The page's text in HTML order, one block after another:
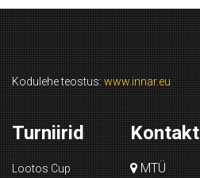
Kodulehe teostus: www.innar.eu
Turniirid
Lootos Cup
Kontakt
MTÜ